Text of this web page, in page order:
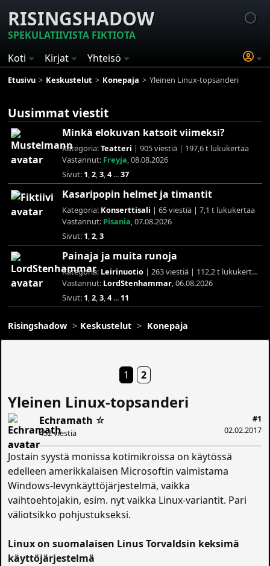
RISINGSHADOW
SPEKULATIIVISTA FIKTIOTA
Koti
Kirjat Yhteisö
Etusivu Keskustelut Konepaja Yleinen Linux-topsanderi
Uusimmat viestit
Minkä elokuvan katsoit viimeksi?
Kategoria:Teatteri | 905 viestiä | 197,6 t lukukertaa
Vastannut: Freyja , 08.08.2026
Sivut: 1 ,2 ,3 ,4...37
Kasaripopin helmet ja timantit
Kategoria: Konserttisali | 65 viestiä | 7,1 t lukukertaa
Vastannut: Pisania , 07.08.2026
Sivut: 1 ,2 ,3
Painaja ja muita runoja
Kategoria: Leirinuotio | 263 viestiä | 112,2 t lukukertaa
Vastannut: LordStenhammar , 06.08.2026
Sivut: 1 ,2 ,3 ,4... 11
Risingshadow Keskustelut Konepaja
1 2
Yleinen Linux-topsanderi
#1
02.02.2017
Echramath ☆
452 viestiä
Jostain syystä monissa kotimikroissa on käytössä
edelleen amerikkalaisen Microsoftin valmistama
Windows-levynkäyttöjärjestelmä, vaikka
vaihtoehtojakin, esim. nyt vaikka Linux-variantit. Pari
väliotsikko pohjustukseksi.
Linux on suomalaisen Linus Torvaldsin keksimä
käyttöjärjestelmä